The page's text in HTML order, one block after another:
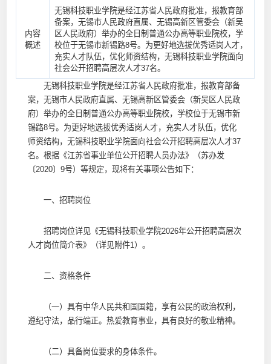
内容
概述
无锡科技职业学院是经江苏省人民政府批准，报教育部
备案，无锡市人民政府直属、无锡高新区管委会（新吴
区人民政府）举办的全日制普通公办高等职业院校，学
校位于无锡市新锡路8号。为更好地选拔优秀适岗人才，
充实人才队伍，优化师资结构，无锡科技职业学院面向
社会公开招聘高层次人才37名。
无锡科技职业学院是经江苏省人民政府批准，报教育部备
案，无锡市人民政府直属、无锡高新区管委会（新吴区人民政
府）举办的全日制普通公办高等职业院校，学校位于无锡市新
锡路8号。为更好地选拔优秀适岗人才，充实人才队伍，优化
师资结构，无锡科技职业学院面向社会公开招聘高层次人才37
名。根据《江苏省事业单位公开招聘人员办法》（苏办发
〔2020〕9号）等规定，现将有关事项公告如下：
一、招聘岗位
招聘岗位详见《无锡科技职业学院2026年公开招聘高层次
人才岗位简介表》（详见附件1）。
二、资格条件
（一）具有中华人民共和国国籍，享有公民的政治权利，
遵纪守法，品行端正。热爱教育事业，具有良好的敬业精神。
（二）具备岗位要求的身体条件。